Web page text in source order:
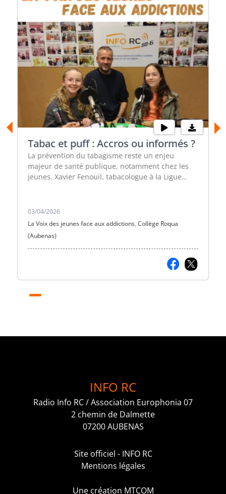
Tabac et puff : Accros ou informés ?
La prévention du tabagisme reste un enjeu
majeur de santé publique, notamment chez les
jeunes. Xavier Fenouil, tabacologue à la Ligue
03/04/2026
La Voix des jeunes face aux addictions,Collège Roqua
(Aubenas)
INFO RC
Radio Info RC / Association Europhonia 07
2 chemin de Dalmette
07200 AUBENAS
Site officiel - INFO RC
Mentions légales
Une création MTCOM